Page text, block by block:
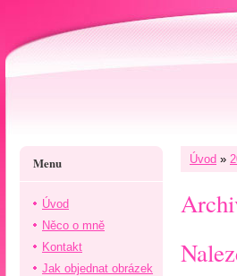
Úvod »
Menu
Úvod
Něco o mně
Kontakt
Jak objednat obrázek